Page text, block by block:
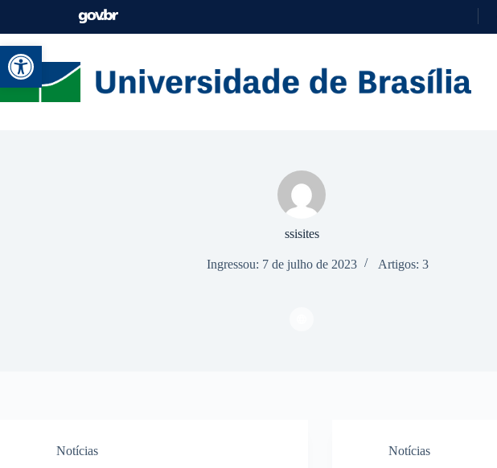
Abrir a barra de ferramentas
ssisites
Ingressou: 7 de julho de 2023 Artigos: 3
Notícias Notícias